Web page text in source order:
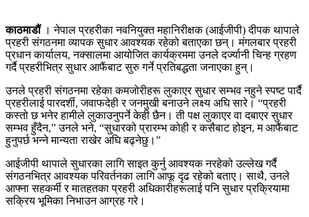
काठमाडौं। नेपाल प्रहरीका नवनियुक्त महानिरीक्षक (आईजीपी) दीपक थापाले
प्रहरी संगठनमा व्यापक सुधार आवश्यक रहेको बताएका छन्। मंगलबार प्रहरी
प्रधान कार्यालय, नक्सालमा आयोजित कार्यक्रममा उनले दर्ज्यानी चिन्ह ग्रहण
गर्दै प्रहरीभित्र सुधार आफैंबाट सुरु गर्ने प्रतिबद्धता जनाएका हुन्।
उनले प्रहरी संगठनमा रहेका कमजोरीहरू लुकाएर सुधार सम्भव नहुने स्पष्ट पार्दै
प्रहरीलाई पारदर्शी, जवाफदेही र जनमुखी बनाउने लक्ष्य अघि सारे। “प्रहरी
कस्तो छ भनेर हामीले लुकाउनुपर्ने केही छैन। ती पक्ष लुकाएर वा दबाएर सुधार
सम्भव हुँदैन,” उनले भने, “सुधारको प्रारम्भ कोही र कसैबाट होइन, म आफैंबाट
हुनुपर्छ भन्ने मान्यता राखेर अघि बढ्नेछु।”
आईजीपी थापाले सुधारका लागि साइत कुर्नु आवश्यक नरहेको उल्लेख गर्दै
संगठनभित्र आवश्यक परिवर्तनका लागि आफू दृढ रहेको बताए। साथै, उनले
आफ्ना सहकर्मी र मातहतका प्रहरी अधिकारीहरूलाई पनि सुधार प्रक्रियामा
सक्रिय भूमिका निभाउन आग्रह गरे।